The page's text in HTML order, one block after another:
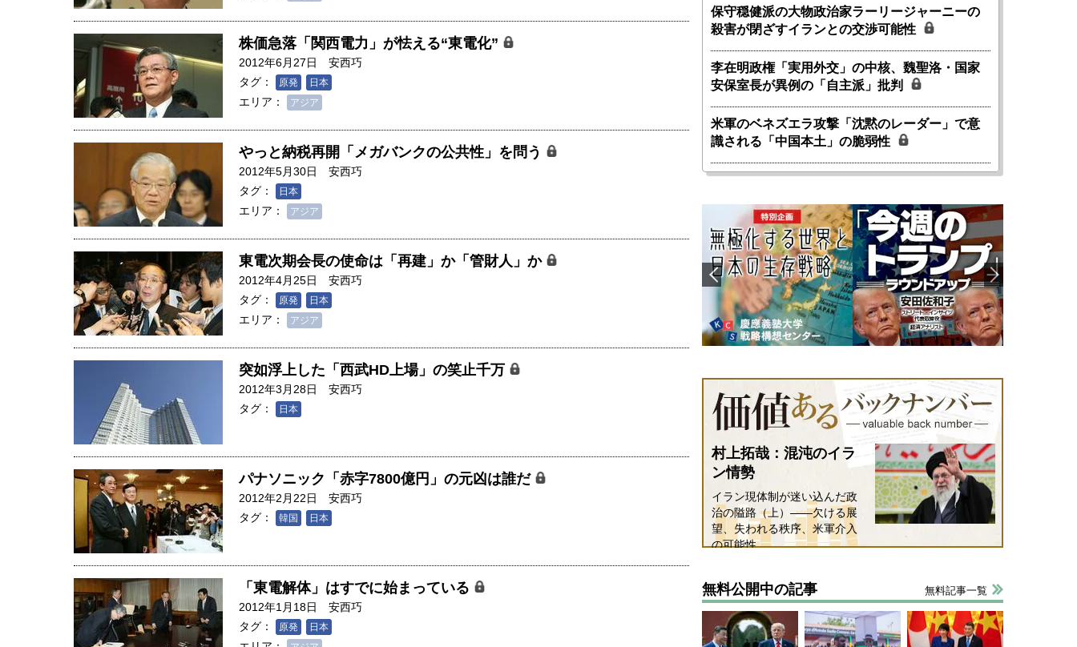
株価急落「関西電力」が怯える“東電化”
2012年6月27日
安西巧
タグ：
原発 日本
エリア： アジア
やっと納税再開「メガバンクの公共性」を問う
2012年5月30日
安西巧
タグ：
日本
エリア： アジア
東電次期会長の使命は「再建」か「管財人」か
2012年4月25日
安西巧
タグ：
原発 日本
エリア： アジア
突如浮上した「西武HD上場」の笑止千万
2012年3月28日
安西巧
タグ：
日本
パナソニック「赤字7800億円」の元凶は誰だ
2012年2月22日
安西巧
タグ：
韓国 日本
「東電解体」はすでに始まっている
2012年1月18日
安西巧
タグ：
原発 日本
保守穏健派の大物政治家ラーリージャーニーの
殺害が閉ざすイランとの交渉可能性
李在明政権「実用外交」の中核、魏聖洛・国家
安保室長が異例の「自主派」批判
米軍のベネズエラ攻撃「沈黙のレーダー」で意
識される「中国本土」の脆弱性
村上拓哉：混沌のイラ
ン情勢
イラン現体制が迷い込んだ政
治の隘路（上）――欠ける展
望、失われる秩序、米軍介入
の可能性
無料公開中の記事 無料記事一覧